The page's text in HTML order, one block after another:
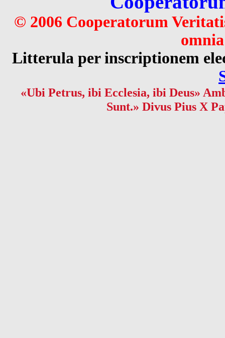
© 2006 Cooperatorum
Litterula per inscriptionem
«Ubi Petrus, ibi Ecclesia, ibi Deus»
Sunt.» Divus Pius X